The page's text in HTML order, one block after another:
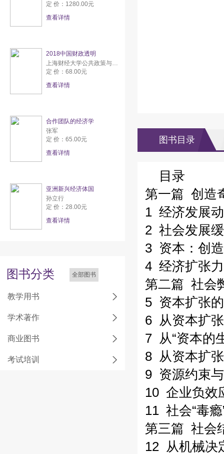
定 价：1280.00元
查看详情
2018中国财政透明
上海财经大学公共政策与研究中心
定 价：68.00元
查看详情
合作团队的经济学
张军
定 价：65.00元
查看详情
亚洲新兴经济体国
孙立行
定 价：28.00元
查看详情
图书分类 全部图书
教学用书
学术著作
商业图书
考试培训
图书目录
目录
第一篇 创造
1 经济发展
2 社会发展
3 资本：创
4 经济扩张
第二篇 社会
5 资本扩张
6 从资本扩
7 从“资本的
8 从资本扩
9 资源约束
10 企业负效
11 社会“毒
第三篇 社会
12 从机械决